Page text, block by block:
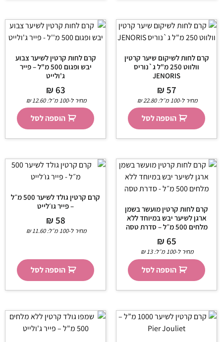
קרם לחות לשיקום שיער קרטין
וולווט 250 מ"ל ג`נוריס
JENORIS
₪57
מחיר ל-100 מ״ל: ₪22.80
הוספה לסל
קרם לחות קרטין לשיער צבוע
יבש ופגום 500 מ"ל – פייר
ג'ולייט
₪63
מחיר ל-100 מ״ל: ₪12.60
הוספה לסל
קרם לחות קרטין מועשר בשמן
ארגן לשיער יבש במיוחד ללא
מלחים 500 מ״ל – סדרת טסה
₪65
מחיר ל-100 מ״ל: ₪13
הוספה לסל
קרם קרטין גולד לשיער 500 מ״ל
– פייר גו׳לייט
₪58
מחיר ל-100 מ״ל: ₪11.60
הוספה לסל